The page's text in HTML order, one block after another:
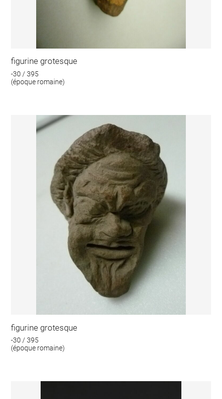
figurine grotesque
-30 / 395
(époque romaine)
figurine grotesque
-30 / 395
(époque romaine)